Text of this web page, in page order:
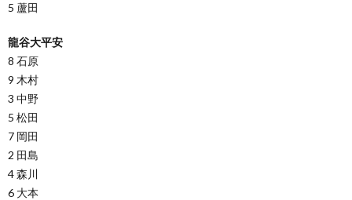
5 蘆田
龍谷大平安
8 石原
9 木村
3 中野
5 松田
7 岡田
2 田島
4 森川
6 大本